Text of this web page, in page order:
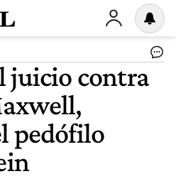
juicio contra
pedófilo